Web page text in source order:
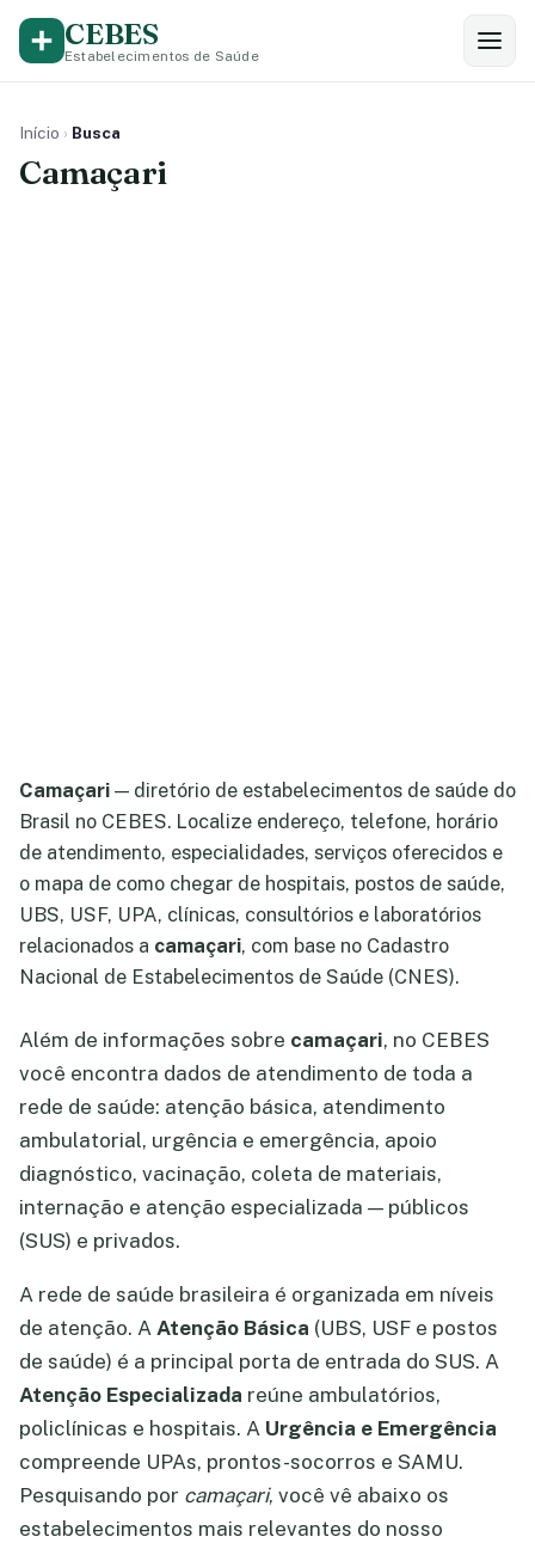
CEBES
Estabelecimentos de Saúde
Início › Busca
Camaçari
Camaçari — diretório de estabelecimentos de saúde do
Brasil no CEBES. Localize endereço, telefone, horário
de atendimento, especialidades, serviços oferecidos e
o mapa de como chegar de hospitais, postos de saúde,
UBS, USF, UPA, clínicas, consultórios e laboratórios
relacionados a camaçari, com base no Cadastro
Nacional de Estabelecimentos de Saúde (CNES).
Além de informações sobre camaçari, no CEBES
você encontra dados de atendimento de toda a
rede de saúde: atenção básica, atendimento
ambulatorial, urgência e emergência, apoio
diagnóstico, vacinação, coleta de materiais,
internação e atenção especializada — públicos
(SUS) e privados.
A rede de saúde brasileira é organizada em níveis
de atenção. A Atenção Básica (UBS, USF e postos
de saúde) é a principal porta de entrada do SUS. A
Atenção Especializada reúne ambulatórios,
policlínicas e hospitais. A Urgência e Emergência
compreende UPAs, prontos-socorros e SAMU.
Pesquisando por camaçari, você vê abaixo os
estabelecimentos mais relevantes do nosso